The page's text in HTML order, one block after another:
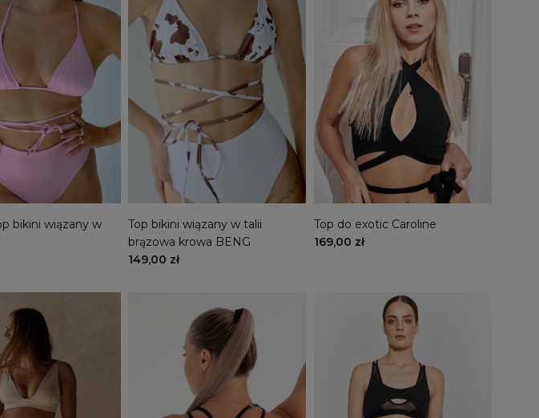
bikini wiązany w
Top bikini wiązany w talii
brązowa krowa BENG
149,00 zł
Top do exotic Caroline
169,00 zł